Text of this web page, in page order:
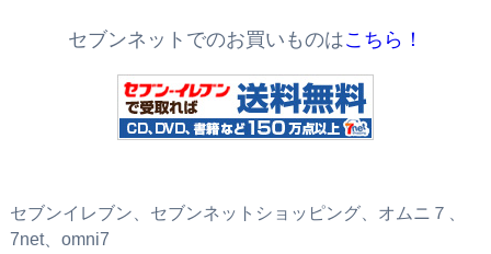
セブンネットでのお買いものはこちら！
セブンイレブン、セブンネットショッピング、オムニ７、
7net、omni7